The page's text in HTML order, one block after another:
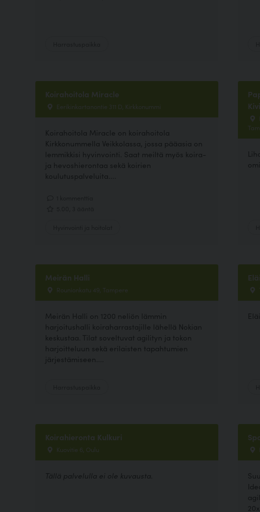
Koirahoitola Miracle
Eerikinkartanontie 311 D, Kirkkonummi
Koirahoitola Miracle on koirahoitola
Kirkkonummella Veikkolassa, jossa pääasia on
lemmikkisi hyvinvointi. Saat meiltä myös koira-
ja hevoshierontaa sekä koirien
koulutuspalveluita....
Meirän Halli
Rounionkatu 49, Tampere
Meirän Halli on 1200 neliön lämmin
harjoitushalli koiraharrastajille lähellä Nokian
keskustaa. Tilat soveltuvat agilityn ja tokon
harjoitteluun sekä erilaisten tapahtumien
järjestämiseen....
Koirahieronta Kulkuri
Kuovitie 6, Oulu
Tällä palvelulla ei ole kuvausta.